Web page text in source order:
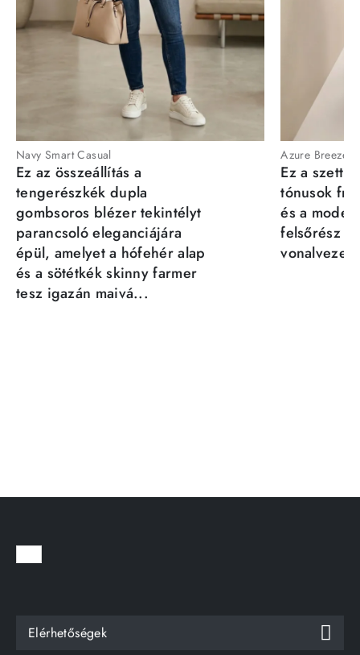
Navy Smart Casual
Ez az összeállítás a
tengerészkék dupla
gombsoros blézer tekintélyt
parancsoló eleganciájára
épül, amelyet a hófehér alap
és a sötétkék skinny farmer
tesz igazán maivá...
Azure Breeze
Ez a szett
tónusok
és a
felsőrész
Elérhetőségek